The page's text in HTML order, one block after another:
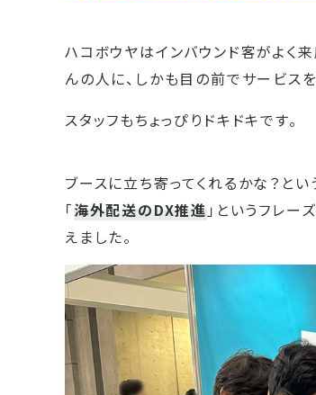
ハコボウヤはインバウンド客がよく
んの人に、しかも目の前でサービス
スタッフもちょっぴりドキドキです。
ブースに立ち寄ってくれるかな？とい
「海外配送のDX推進」というフレ
えました。